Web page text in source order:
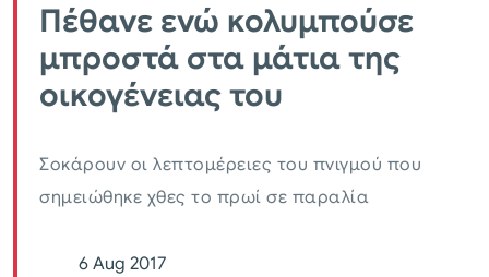
Πέθανε ενώ κολυμπούσε
μπροστά στα μάτια της
οικογένειας του
Σοκάρουν οι λεπτομέρειες του πνιγμού που
σημειώθηκε χθες το πρωί σε παραλία
6 Aug 2017